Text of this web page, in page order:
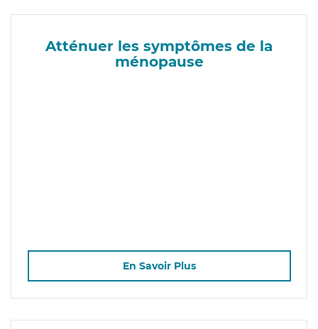
Atténuer les symptômes de la
ménopause
En Savoir Plus